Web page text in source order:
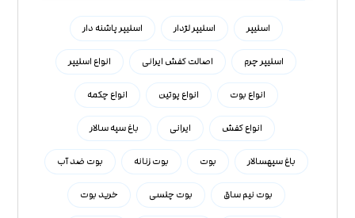
اسلیپر اسلیپر لژدار اسلیپر پاشنه دار
اسلیپر چرم اصالت کفش ایرانی انواع اسلیپر
انواع بوت انواع پوتین انواع چکمه
انواع کفش ایرانی باغ سپه سالار
باغ سپهسالار بوت بوت زنانه بوت ضد آب
بوت نیم ساق بوت چلسی خرید بوت